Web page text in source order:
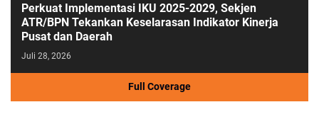
Perkuat Implementasi IKU 2025-2029, Sekjen
ATR/BPN Tekankan Keselarasan Indikator Kinerja
Pusat dan Daerah
Juli 28, 2026
Full Coverage